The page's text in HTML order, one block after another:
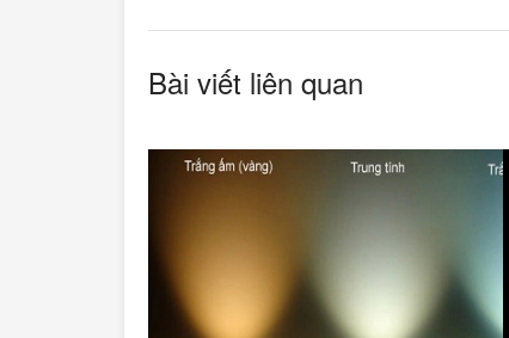
Bài viết liên quan